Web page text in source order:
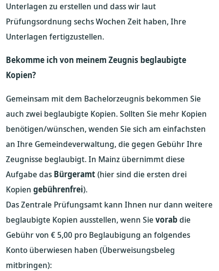
Unterlagen zu erstellen und dass wir laut
Prüfungsordnung sechs Wochen Zeit haben, Ihre
Unterlagen fertigzustellen.
Bekomme ich von meinem Zeugnis beglaubigte
Kopien?
Gemeinsam mit dem Bachelorzeugnis bekommen Sie
auch zwei beglaubigte Kopien. Sollten Sie mehr Kopien
benötigen/wünschen, wenden Sie sich am einfachsten
an Ihre Gemeindeverwaltung, die gegen Gebühr Ihre
Zeugnisse beglaubigt. In Mainz übernimmt diese
Aufgabe das Bürgeramt(hier sind die ersten drei
Kopien gebührenfrei).
Das Zentrale Prüfungsamt kann Ihnen nur dann weitere
beglaubigte Kopien ausstellen, wenn Sie vorabdie
Gebühr von € 5,00 pro Beglaubigung an folgendes
Konto überwiesen haben (Überweisungsbeleg
mitbringen):